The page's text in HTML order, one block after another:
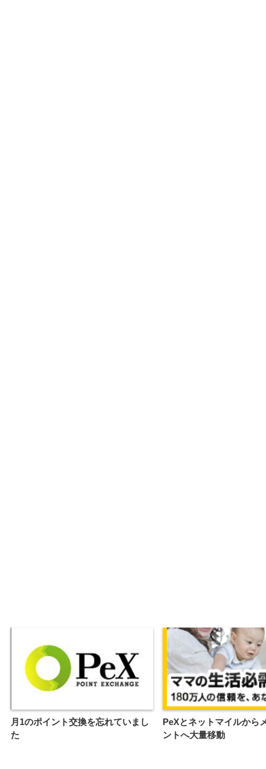
月1のポイント交換を忘れていまし
た
PeXとネットマイルから
ントへ大量移動